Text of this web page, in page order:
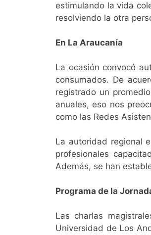
estimulando la vida
resolviendo la otra
En La Araucanía
La ocasión convocó
consumados. De
registrado un
anuales, eso nos
como las Redes
La autoridad regional
profesionales
Además, se han
Programa de la
Las charlas
Universidad de Los